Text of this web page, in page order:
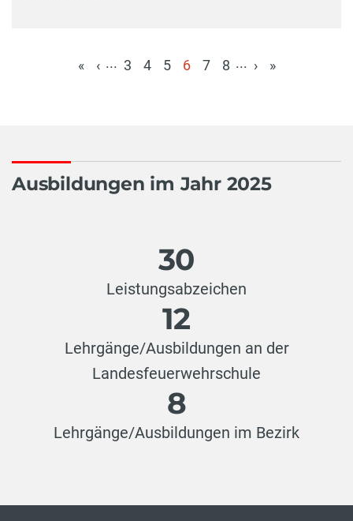
« ‹ ... 3 4 5
6
7 8 ... › »
Ausbildungen im Jahr 2025
30
Leistungsabzeichen
12
Lehrgänge/Ausbildungen an der
Landesfeuerwehrschule
8
Lehrgänge/Ausbildungen im Bezirk